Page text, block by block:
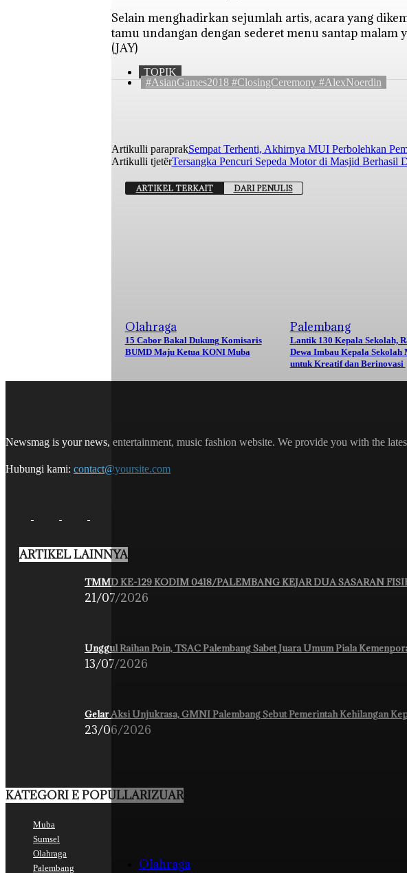
Olahraga
Selain menghadirkan sejumlah artis, acara yang
tamu undangan dengan sederet menu santap
(JAY)
TOPIK
#AsianGames2018 #ClosingCeremony #AlexNoerdin
Artikulli paraprakSempat Terhenti, Akhirnya MUI Perbolehkan
Artikulli tjetërTersangka Pencuri Sepeda Motor di Masjid Berhasil
ARTIKEL TERKAIT DARI PENULIS
Olahraga
15 Cabor Bakal Dukung Komisaris
BUMD Maju Ketua KONI Muba
Palembang
Lantik 130 Kepala Sekolah,
Dewa Imbau Kepala Sekolah
untuk Kreatif dan Berinovasi
Newsmag is your news, entertainment, music fashion website. We provide you with the
Hubungi kami: contact@yoursite.com
ARTIKEL LAINNYA
TMMD KE-129 KODIM 0418/PALEMBANG KEJAR DUA SASARAN
21/07/2026
Unggul Raihan Poin, TSAC Palembang Sabet Juara Umum Piala
13/07/2026
Gelar Aksi Unjukrasa, GMNI Palembang Sebut Pemerintah Kehilangan
23/06/2026
KATEGORI E POPULLARIZUAR
Muba
Sumsel
Olahraga
Palembang